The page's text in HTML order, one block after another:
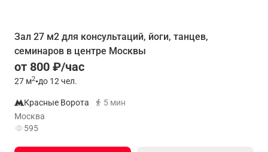
Зал 27 м2 для консультаций, йоги, танцев,
семинаров в центре Москвы
от 800 ₽/час
27 м2•до 12 чел.
Красные Ворота
5 мин
Москва
595